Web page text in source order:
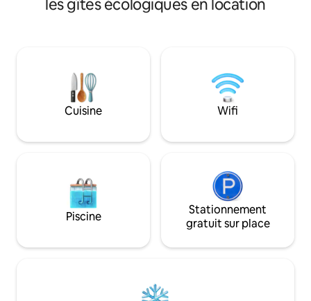
thème spacieuses et confortables qui
hamacarium, potager, jardins et une
ambiance champêtre qui invite à la
détente totale et à la marche à 5
minutes, la MER.
les gîtes écologiques en location
Cuisine Wifi
Piscine
Stationnement
gratuit sur place